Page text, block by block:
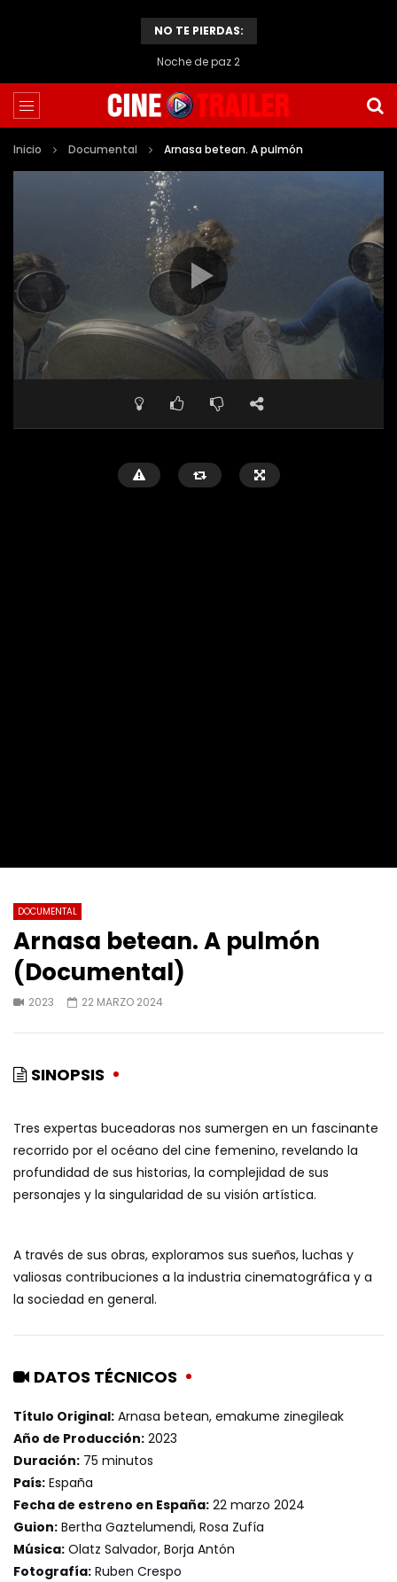
NO TE PIERDAS:
Noche de paz 2
Inicio Documental Arnasa betean. A pulmón
DOCUMENTAL
Arnasa betean. A pulmón
(Documental)
2023 22 MARZO 2024
SINOPSIS
Tres expertas buceadoras nos sumergen en un fascinante
recorrido por el océano del cine femenino, revelando la
profundidad de sus historias, la complejidad de sus
personajes y la singularidad de su visión artística.
A través de sus obras, exploramos sus sueños, luchas y
valiosas contribuciones a la industria cinematográfica y a
la sociedad en general.
DATOS TÉCNICOS
Título Original: Arnasa betean, emakume zinegileak
Año de Producción: 2023
Duración: 75 minutos
País: España
Fecha de estreno en España: 22 marzo 2024
Guion: Bertha Gaztelumendi, Rosa Zufía
Música: Olatz Salvador, Borja Antón
Fotografía: Ruben Crespo